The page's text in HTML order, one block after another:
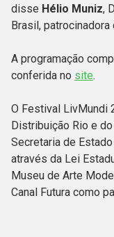
disse Hélio Muniz,
Brasil,
A programação
conferida no site.
O Festival LivMundi
Distribuição Rio e
Secretaria de
através da Lei
Museu de Arte
Canal Futura como